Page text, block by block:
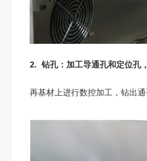
2. 钻孔：加工导通孔和定位孔
再基材上进行数控加工，钻出